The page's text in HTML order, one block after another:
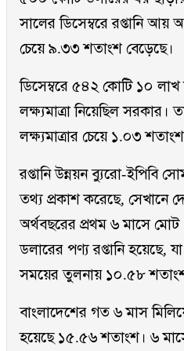
সালের ডিসেম্বরে রপ্তানি
চেয়ে ৯.৩৩ শতাংশ বেড়েছে।
ডিসেম্বরে ৫৪২ কোটি ১০ লাখ
লক্ষ্যমাত্রা নিয়েছিল সরকার।
লক্ষ্যমাত্রার চেয়ে ১.০৩
রপ্তানি উন্নয়ন ব্যুরো-ইপিবি
তথ্য প্রকাশ করেছে, সেখানে
অর্থবছরের প্রথম ৬ মাসে
ডলারের পণ্য রপ্তানি
সময়ের তুলনায় ১০.৫৮ শতাংশ
বাংলাদেশের গত ৬ মাস
হয়েছে ১৫.৫৬ শতাংশ। ৬